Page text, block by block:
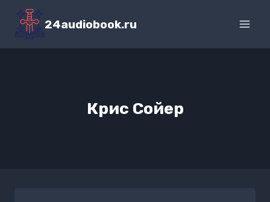
Перейти
содержимому
24audiobook.ru
Крис Сойер